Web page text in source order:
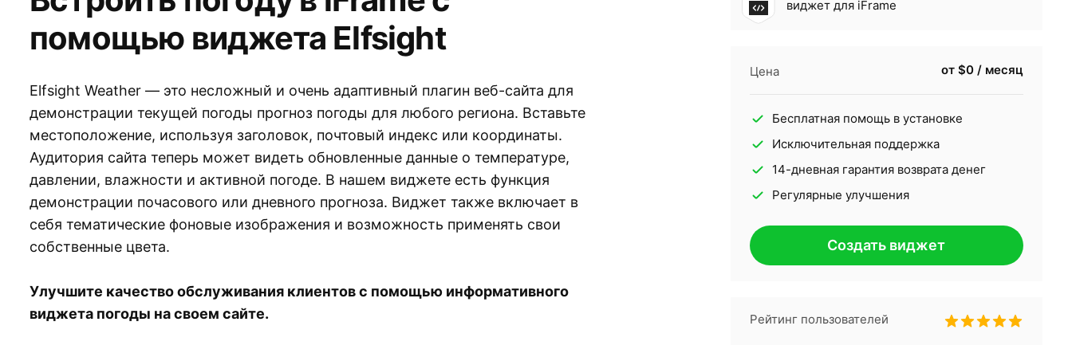
помощью виджета Elfsight
Elfsight Weather — это несложный и очень адаптивный плагин веб-сайта для
демонстрации текущей погоды прогноз погоды для любого региона. Вставьте
местоположение, используя заголовок, почтовый индекс или координаты.
Аудитория сайта теперь может видеть обновленные данные о температуре,
давлении, влажности и активной погоде. В нашем виджете есть функция
демонстрации почасового или дневного прогноза. Виджет также включает в
себя тематические фоновые изображения и возможность применять свои
собственные цвета.
Улучшите качество обслуживания клиентов с помощью информативного
виджета погоды на своем сайте.
виджет для iFrame
Цена от $0 / месяц
Бесплатная помощь в установке
Исключительная поддержка
14-дневная гарантия возврата денег
Регулярные улучшения
Создать виджет
Рейтинг пользователей